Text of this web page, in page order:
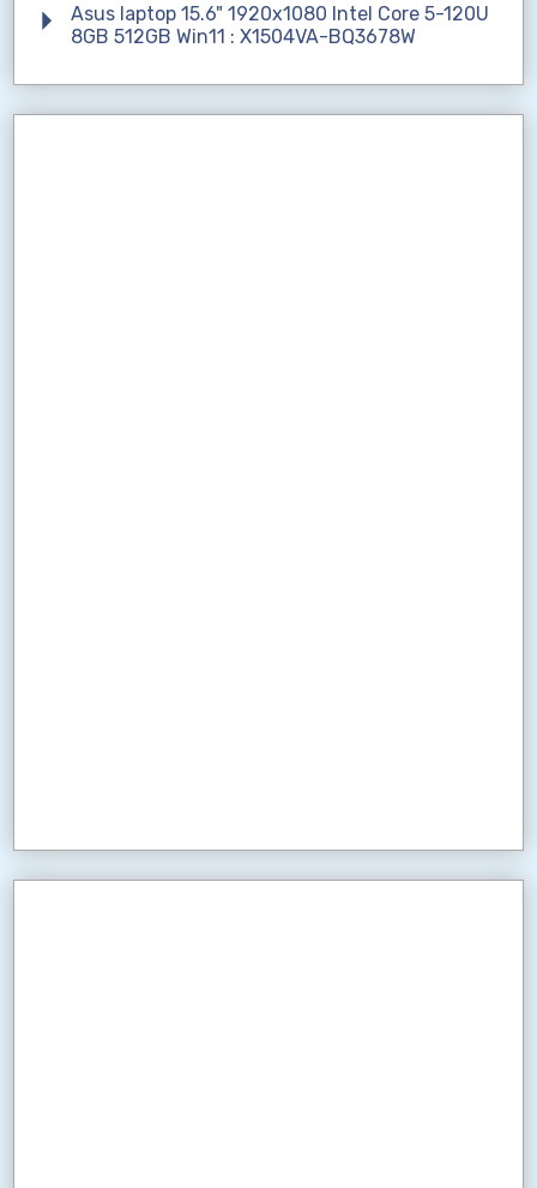
Asus laptop 15.6" 1920x1080 Intel Core 5-120U
8GB 512GB Win11 : X1504VA-BQ3678W